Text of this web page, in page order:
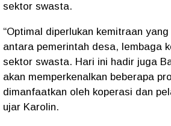
sektor swasta.
“Optimal diperlukan kemitraan
antara pemerintah desa, lembaga
sektor swasta. Hari ini hadir juga
akan memperkenalkan beberapa
dimanfaatkan oleh koperasi dan
ujar Karolin.